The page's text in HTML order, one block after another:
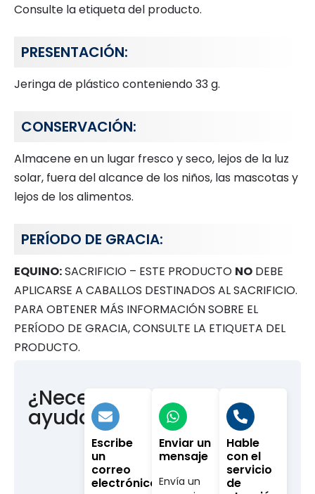
Consulte la etiqueta del producto.
PRESENTACIÓN:
Jeringa de plástico conteniendo 33 g.
CONSERVACIÓN:
Almacene en un lugar fresco y seco, lejos de la luz
solar, fuera del alcance de los niños, las mascotas y
lejos de los alimentos.
PERÍODO DE GRACIA:
EQUINO:SACRIFICIO – ESTE PRODUCTO NO DEBE
APLICARSE A CABALLOS DESTINADOS AL SACRIFICIO.
PARA OBTENER MÁS INFORMACIÓN SOBRE EL
PERÍODO DE GRACIA, CONSULTE LA ETIQUETA DEL
PRODUCTO.
¿Necesitas
ayuda?
Escribe
un
correo
electrónico
Enviar un
mensaje
Envía un
Hable
con el
servicio
de